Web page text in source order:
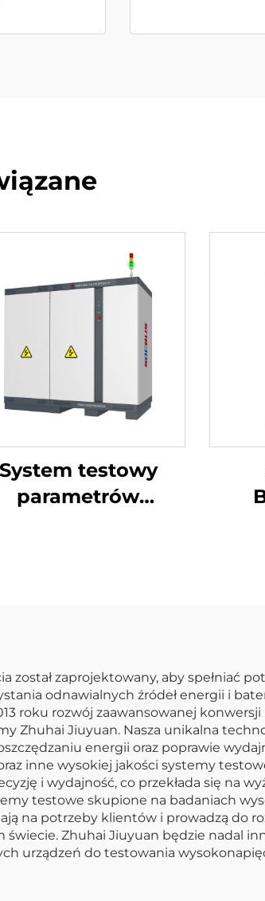
System testowy
parametrów
zaprojektowany, aby spełniać
odnawialnych źródeł energii i
roku rozwój zaawansowanej konwersji
Zhuhai Jiuyuan. Nasza unikalna
energii oraz poprawie
inne wysokiej jakości systemy
i wydajność, co przekłada się na
testowe skupione na badaniach
na potrzeby klientów i prowadzą do
Zhuhai Jiuyuan będzie nadal
urządzeń do testowania